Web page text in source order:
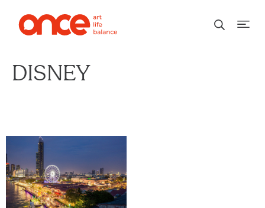
DISNEY